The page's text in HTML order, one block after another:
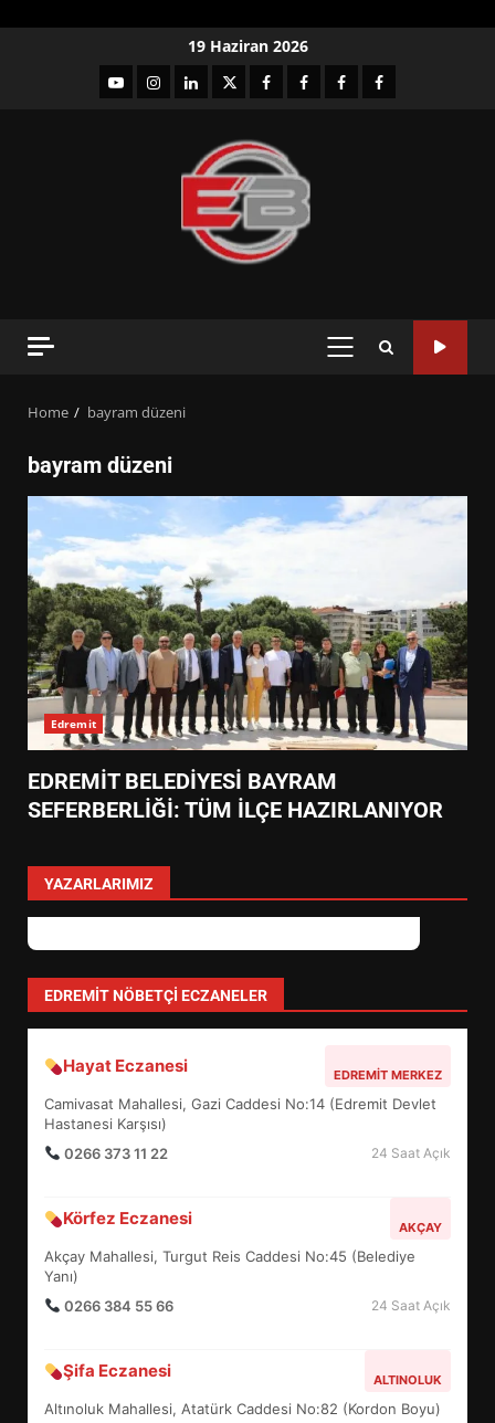
19 Haziran 2026
YouTubeInstagram
LinkedIntwitterfacebook-Facebook-
Facebook-Facebook-
PRIMARY
Home bayram düzeni
bayram düzeni
Edremit
EDREMİT BELEDİYESİ BAYRAM
SEFERBERLİĞİ: TÜM İLÇE HAZIRLANIYOR
YAZARLARIMIZ
EDREMIT NÖBETÇI ECZANELER
Hayat Eczanesi EDREMIT MERKEZ
Camivasat Mahallesi, Gazi Caddesi No:14 (Edremit Devlet
Hastanesi Karşısı)
0266 373 11 22
24 Saat Açık
Körfez Eczanesi AKÇAY
Akçay Mahallesi, Turgut Reis Caddesi No:45 (Belediye
Yanı)
0266 384 55 66
24 Saat Açık
Şifa Eczanesi ALTINOLUK
Altınoluk Mahallesi, Atatürk Caddesi No:82 (Kordon Boyu)
3
SÜRDÜRÜLEBİLİRLİKTE NE
4
EDREMİT’İN GURURU TÜRKİYE
FİNALİNDE NE BAŞARDI?
5
BALIKESİR MÜZELERİNDE SÜRE
6
TURNUVASI KAYITLARI NEYİ
DEĞİŞTİRİYOR?